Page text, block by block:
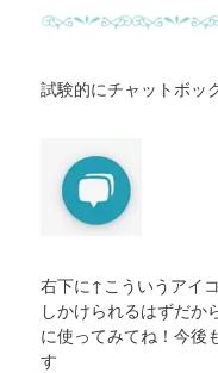
試験的にチャットボッ
右下に↑こういうアイ
しかけられるはずだ
に使ってみてね！今後
す